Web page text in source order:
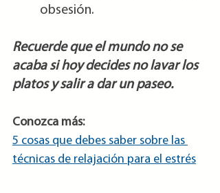
obsesión.
Recuerde que el mundo no se
acaba si hoy decides no lavar los
platos y salir a dar un paseo.
Conozca más:
5 cosas que debes saber sobre las
técnicas de relajación para el estrés